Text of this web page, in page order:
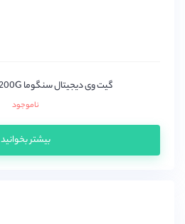
گیت وی دیجیتال سنگوما Sangoma Vega 200G
ناموجود
بیشتر بخوانید